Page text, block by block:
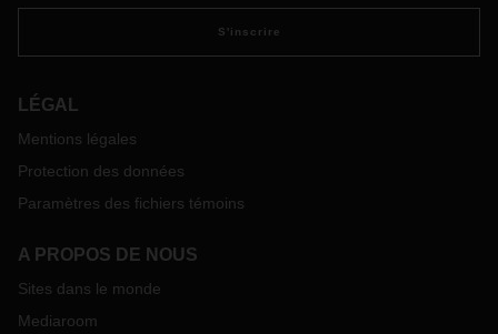
UN3090), ainsi que pour tous les véhicules à batterie
produits après le 30 juin 2003 (c.-à-d. UN3171). Cela relève
de la responsabilité conjointe des fabricants et distributeurs
de ces produits.
Selon les compagnies aériennes, les transporteurs et les
demandons à nos clients de mettre ces documents à notre
disposition pour toutes les piles et piles au lithium
susmentionnées, afin que nous puissions les mettre à
S'inscrire
LÉGAL
Mentions légales
Protection des données
Paramètres des fichiers témoins
A PROPOS DE NOUS
Sites dans le monde
Mediaroom